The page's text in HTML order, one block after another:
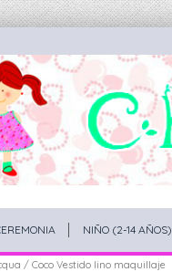
NIÑO (2-14 AÑOS)
/ Coco Vestido lino maquillaje